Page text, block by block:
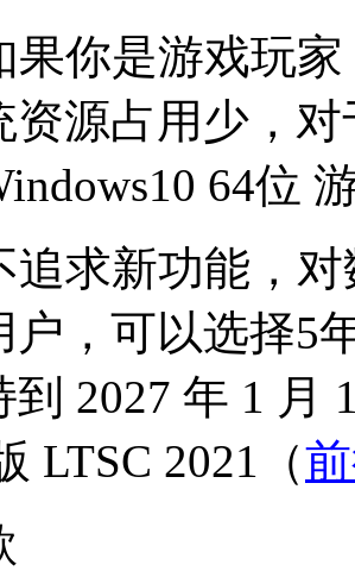
是游戏玩家
资源占用少，
64位
新功能，对
户，可以选择5
到 2027 年 1 月
LTSC 2021（